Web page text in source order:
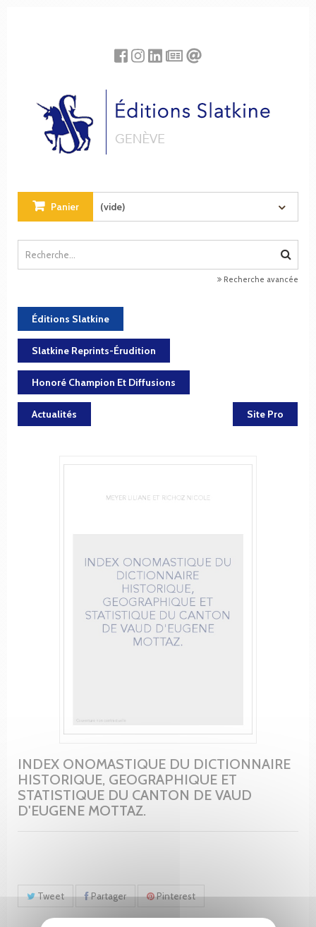
Panier (vide)
Recherche avancée
Éditions Slatkine
Slatkine Reprints-Érudition
Honoré Champion Et Diffusions
Actualités Site Pro
INDEX ONOMASTIQUE DU DICTIONNAIRE
HISTORIQUE, GEOGRAPHIQUE ET
STATISTIQUE DU CANTON DE VAUD
D'EUGENE MOTTAZ.
Tweet Partager Pinterest